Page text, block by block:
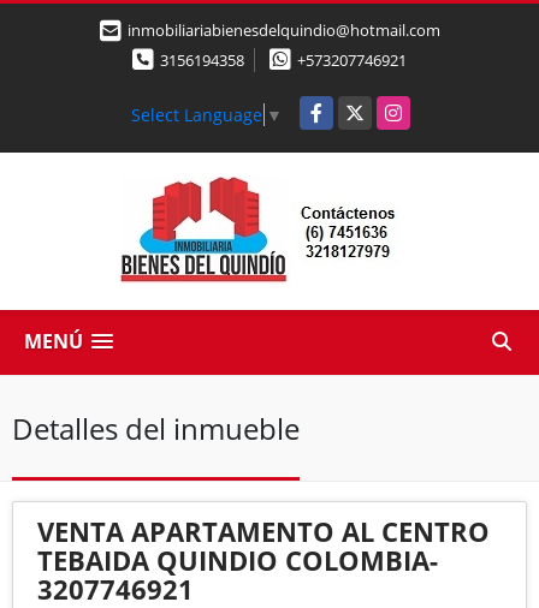
inmobiliariabienesdelquindio@hotmail.com
3156194358
+573207746921
Select Language ▼ Facebook
X Instagram
MENÚ
Detalles del inmueble
VENTA APARTAMENTO AL CENTRO
TEBAIDA QUINDIO COLOMBIA-
3207746921